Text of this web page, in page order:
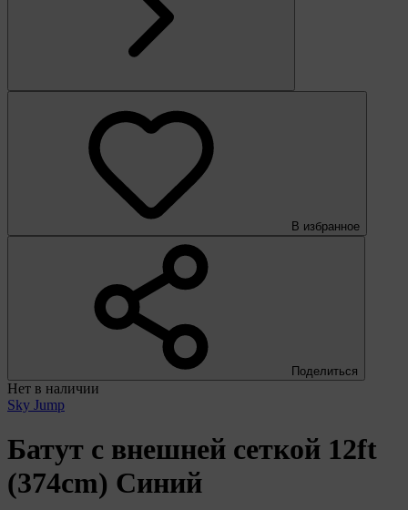
В избранное
Поделиться
Нет в наличии
Sky Jump
Батут с внешней сеткой 12ft
(374cm) Синий